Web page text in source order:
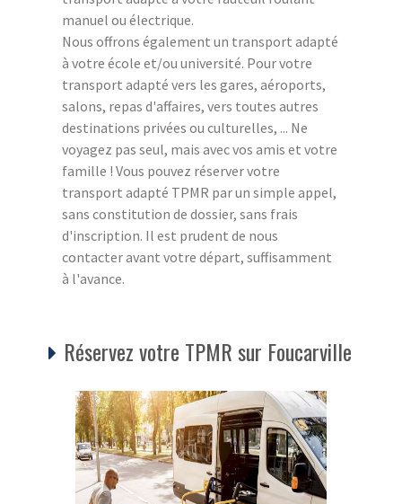
manuel ou électrique.
Nous offrons également un transport adapté
à votre école et/ou université. Pour votre
transport adapté vers les gares, aéroports,
salons, repas d'affaires, vers toutes autres
destinations privées ou culturelles, ... Ne
voyagez pas seul, mais avec vos amis et votre
famille ! Vous pouvez réserver votre
transport adapté TPMR par un simple appel,
sans constitution de dossier, sans frais
d'inscription. Il est prudent de nous
contacter avant votre départ, suffisamment
à l'avance.
Réservez votre TPMR sur Foucarville